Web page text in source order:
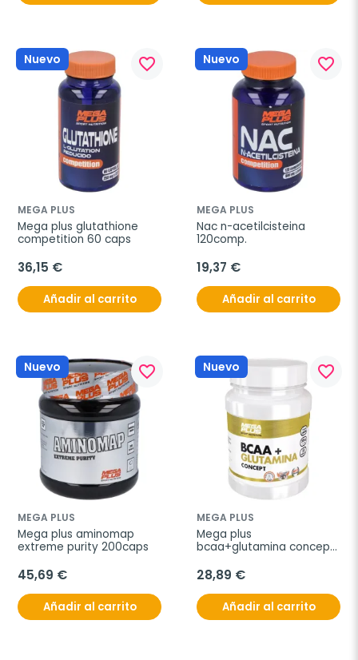
Nuevo favorite_border
MEGA PLUS
Mega plus glutathione
competition 60 caps
36,15 €
Añadir al carrito
Nuevo favorite_border
MEGA PLUS
Nac n-acetilcisteina
120comp.
19,37 €
Añadir al carrito
Nuevo favorite_border
MEGA PLUS
Mega plus aminomap
extreme purity 200caps
45,69 €
Añadir al carrito
Nuevo favorite_border
MEGA PLUS
Mega plus
bcaa+glutamina concept
28,89 €
Añadir al carrito